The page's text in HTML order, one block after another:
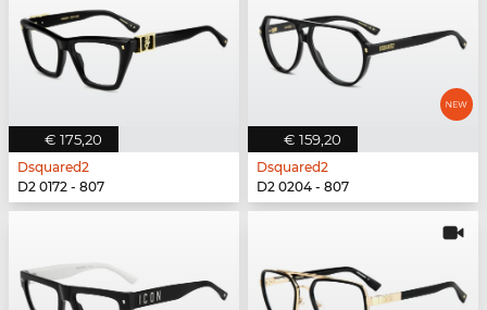
€ 175,20
Dsquared2
D2 0172 - 807
€ 159,20
Dsquared2
D2 0204 - 807